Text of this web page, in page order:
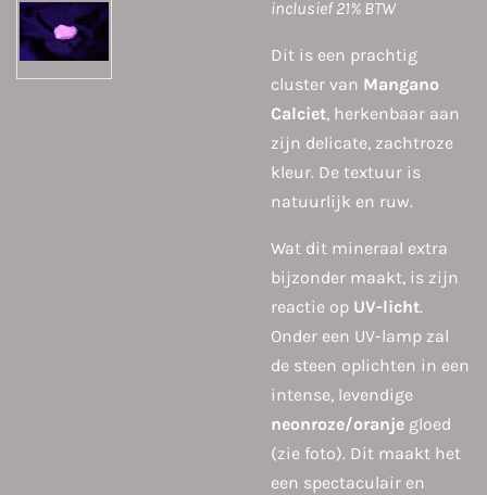
inclusief 21% BTW
Dit is een prachtig
cluster van Mangano
Calciet, herkenbaar aan
zijn delicate, zachtroze
kleur. De textuur is
natuurlijk en ruw.
Wat dit mineraal extra
bijzonder maakt, is zijn
reactie op UV-licht.
Onder een UV-lamp zal
de steen oplichten in een
intense, levendige
neonroze/oranje gloed
(zie foto). Dit maakt het
een spectaculair en